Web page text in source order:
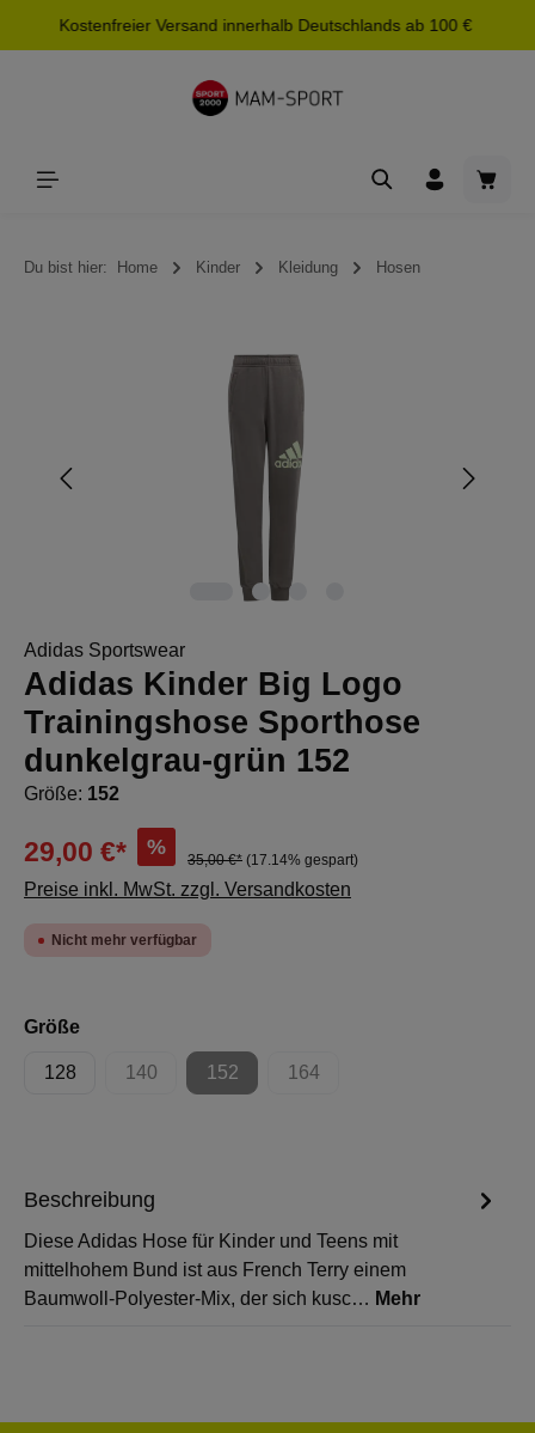
springen
Kostenfreier Versand innerhalb Deutschlands ab 100 €
Du bist hier: Home Kinder Kleidung Hosen
Bildergalerie überspringen
Adidas Sportswear
Adidas Kinder Big Logo
Trainingshose Sporthose
dunkelgrau-grün 152
Größe: 152
29,00 €* %
35,00 €* (17.14% gespart)
Preise inkl. MwSt. zzgl. Versandkosten
Nicht mehr verfügbar
Größeauswählen
128 140
(Diese Option ist zurzeit nicht verfügbar.)
152
(Diese Option ist zurzeit nicht verfügbar.)
164
(Diese Option ist zurzeit nicht
Beschreibung
Diese Adidas Hose für Kinder und Teens mit
mittelhohem Bund ist aus French Terry einem
Baumwoll-Polyester-Mix, der sich kusc… Mehr